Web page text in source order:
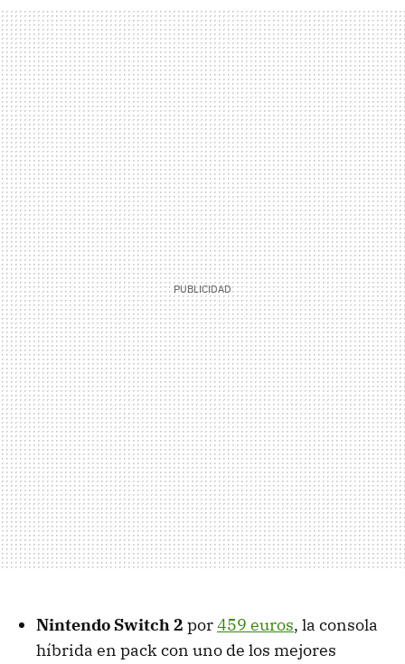
Nintendo Switch 2 por459 euros, la consola
híbrida en pack con uno de los mejores